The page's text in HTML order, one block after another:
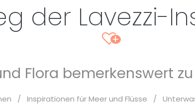
der Lavezzi-
+
Flora bemerkenswert
/ Inspirationen für Meer und Flüsse /